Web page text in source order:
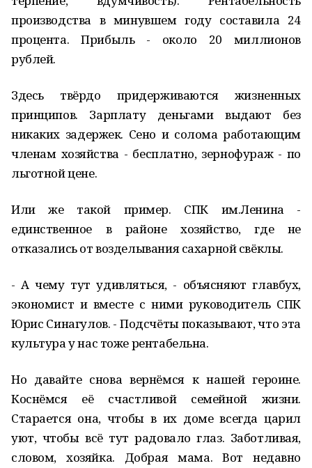
производства в минувшем году составила 24
процента. Прибыль - около 20 миллионов
рублей.
Здесь твёрдо придерживаются жизненных
принципов. Зарплату деньгами выдают без
никаких задержек. Сено и солома работающим
членам хозяйства - бесплатно, зернофураж - по
льготной цене.
Или же такой пример. СПК им.Ленина -
единственное в районе хозяйство, где не
отказались от возделывания сахарной свёклы.
- А чему тут удивляться, - объясняют главбух,
экономист и вместе с ними руководитель СПК
Юрис Синагулов. - Подсчёты показывают, что эта
культура у нас тоже рентабельна.
Но давайте снова вернёмся к нашей героине.
Коснёмся её счастливой семейной жизни.
Старается она, чтобы в их доме всегда царил
уют, чтобы всё тут радовало глаз. Заботливая,
словом, хозяйка. Добрая мама. Вот недавно